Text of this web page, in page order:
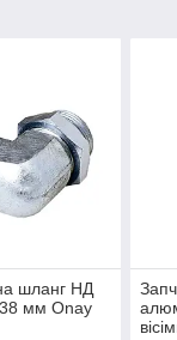
шланг НД
мм Onay